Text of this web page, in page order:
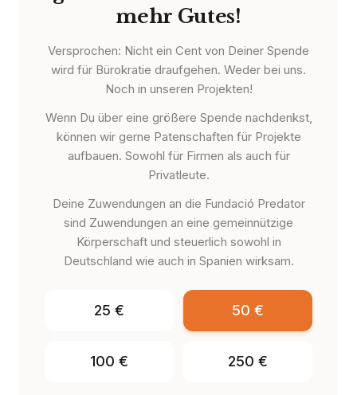
mehr Gutes!
Versprochen: Nicht ein Cent von Deiner Spende
wird für Bürokratie draufgehen. Weder bei uns.
Noch in unseren Projekten!
Wenn Du über eine größere Spende nachdenkst,
können wir gerne Patenschaften für Projekte
aufbauen. Sowohl für Firmen als auch für
Privatleute.
Deine Zuwendungen an die Fundació Predator
sind Zuwendungen an eine gemeinnützige
Körperschaft und steuerlich sowohl in
Deutschland wie auch in Spanien wirksam.
25 € 50 €
100 € 250 €